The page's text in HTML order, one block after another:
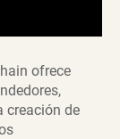
ofrece
creación de